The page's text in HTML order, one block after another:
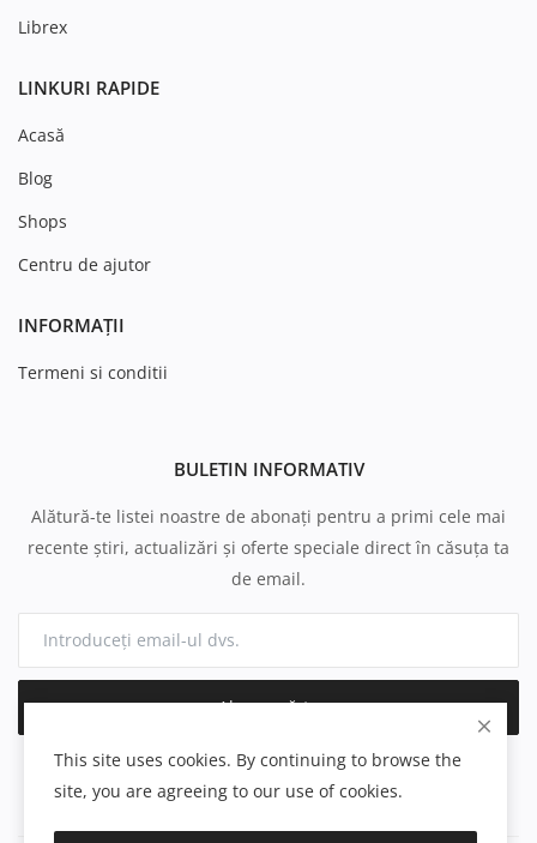
Librex
LINKURI RAPIDE
Acasă
Blog
Shops
Centru de ajutor
INFORMAȚII
Termeni si conditii
BULETIN INFORMATIV
Alătură-te listei noastre de abonați pentru a primi cele mai
recente știri, actualizări și oferte speciale direct în căsuța ta
de email.
Abonează-te
This site uses cookies. By continuing to browse the
site, you are agreeing to our use of cookies.